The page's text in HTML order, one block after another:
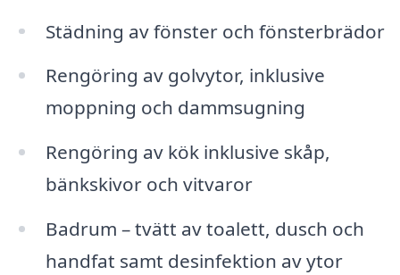
Städning av fönster och fönsterbrädor
Rengöring av golvytor, inklusive
moppning och dammsugning
Rengöring av kök inklusive skåp,
bänkskivor och vitvaror
Badrum – tvätt av toalett, dusch och
handfat samt desinfektion av ytor